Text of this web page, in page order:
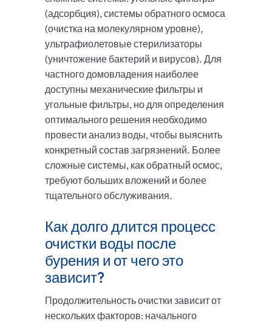
(адсорбция), системы обратного осмоса
(очистка на молекулярном уровне),
ультрафиолетовые стерилизаторы
(уничтожение бактерий и вирусов). Для
частного домовладения наиболее
доступны механические фильтры и
угольные фильтры, но для определения
оптимального решения необходимо
провести анализ воды, чтобы выяснить
конкретный состав загрязнений. Более
сложные системы, как обратный осмос,
требуют больших вложений и более
тщательного обслуживания.
Как долго длится процесс
очистки воды после
бурения и от чего это
зависит?
Продолжительность очистки зависит от
нескольких факторов: начального